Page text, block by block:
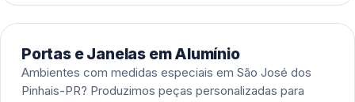
Portas e Janelas em Alumínio
Ambientes com medidas especiais em São José dos
Pinhais-PR? Produzimos peças personalizadas para